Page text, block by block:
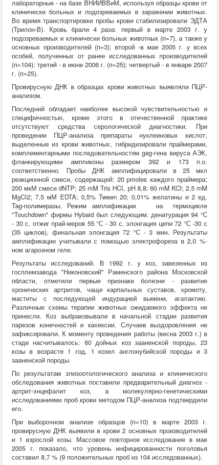
лабораторные - на базе ВНИИВВиМ, используя образцы крови от
клинически больных и подозреваемых в заражении животных.
Во время транспортировки пробы крови стабилизировали ЭДТА
(Трилон-В). Кровь брали 4 раза: первый в марте 2003 г. у
подозреваемых и клинически больных животных (п=7), а также у
основных производителей (п=3); второй -в мае 2005 г. у всех
особей, полученных от ранее исследованных производителей
(п=104); третий - в июне 2006 г. (п=25); четвертый - в январе 2007
г. (п=25).
Провирусную ДНК в образцах крови животных выявляли ПЦР-
анализом.
Последний обладает наиболее высокой чувствительностью и
специфичностью, кроме этого в отечественной практике
отсутствуют средства серологической диагностики. При
проведении ПЦР-анализа препараты нуклеиновых кислот,
выделенные из крови животных, гибридизировали праймерами,
комплементарными последовательностям gag-гена вируса АЭК,
фланкирующими ампликоны размером 392 и 173 п.о.
соответственно. Пробы ДНК амплифицировали в 25 мкл
реакционной смеси, содержащей: 20 pmoles каждого праймера;
200 мкМ смеси dNTP; 25 mM Tris HCI, рН 8,8; 60 mM KCI; 2,5 mM
MgCI2; 7,5 мМ EDTA; 0,5% Tween 20; 0,01% желатины и 2 ед.
Tag-полимеразы. Режим амплификации на термоцикле
"Touchdown" фирмы Hybaid был следующим: денатурация 94 °С
- 30 с, отжиг прай-меров 55 °С - 30 с, элонгация цепи 72 °С -30 с
(35 циклов), финальная элонгация 72 °С - 3 мин. Результаты
амплификации учитывали с помощью электрофореза в 2,0 %-
ном агарозном геле.
Результаты исследований. В 1992 г. у коз, завезенных из
госплемзавода "Никоновский" Раменского района Московской
области, отметили первые признаки болезни - развитие
хронических артритов, чаще карпальных суставов, хромоту,
маститы с последующей индурацией вымени, агалактию.
Различные схемы терапии животных ожидаемого эффекта не
принесли. Коз выбраковывали в начальной стадии развития
парезов конечностей и кахексии. Случаев выздоровления не
зафиксировали. К моменту проведения работы (весна 2003 г.) в
стаде насчитывалось: 60 дойных коз зааненской породы, 23
козы в возрасте 1 год, 1 козел англонубийской породы и 3
зааненской породы.
По результатам эпизоотологического анализа и клинического
обследования животных поставили предварительный диагноз -
артрит-энцефалит коз, а молекулярно-генетическими
исследованиями проб крови методом ПЦР-анализа подтвердили
его.
При выборочном анализе образцов (п=10) в марте 2003 г.
провирусную ДНК выявили в крови 2 основных производителей
и 1 взрослой козы. Массовое повторное исследование в мае
2005 г. показало, что уровень инфицированности поголовья
составил 8,7 % (9 положительных проб из 104 исследованных).